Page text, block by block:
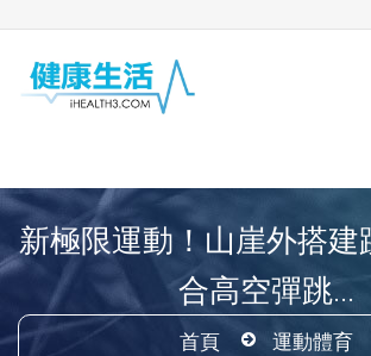
新極限運動！山崖外搭建
合高空彈跳...
首頁 運動體育